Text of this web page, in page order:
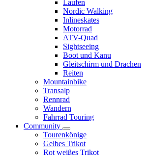
Laufen
Nordic Walking
Inlineskates
Motorrad
ATV-Quad
Sightseeing
Boot und Kanu
Gleitschirm und Drachen
Reiten
Mountainbike
Transalp
Rennrad
Wandern
Fahrrad Touring
Community
Tourenkönige
Gelbes Trikot
Rot weißes Trikot